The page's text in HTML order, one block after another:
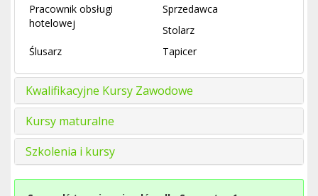
Pracownik obsługi
hotelowej
Sprzedawca
Stolarz
Ślusarz
Tapicer
Kwalifikacyjne Kursy Zawodowe
Kursy maturalne
Szkolenia i kursy